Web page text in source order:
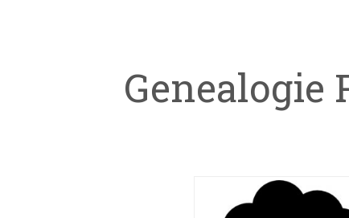
Genealogie